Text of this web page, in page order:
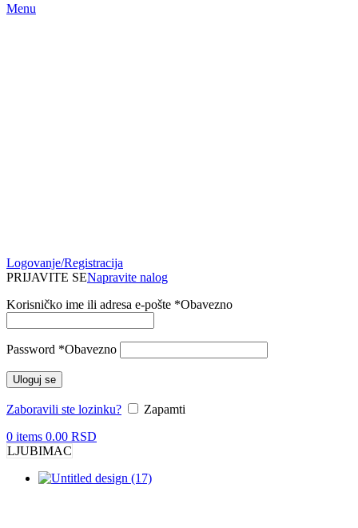
Menu
Logovanje/Registracija
PRIJAVITE SENapravite nalog
Korisničko ime ili adresa e-pošte *Obavezno
Password *Obavezno
Uloguj se
Zaboravili ste lozinku?
Zapamti
0 items 0.00 RSD
LJUBIMAC